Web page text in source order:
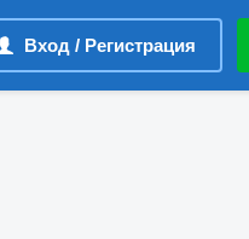
Вход / Регистрация